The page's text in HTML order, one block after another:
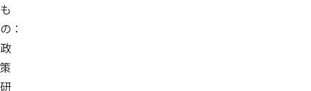
も
の：
政
策
研